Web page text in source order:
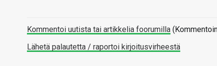
Kommentoi uutista tai artikkelia foorumilla
Lähetä palautetta / raportoi kirjoitusvirheestä